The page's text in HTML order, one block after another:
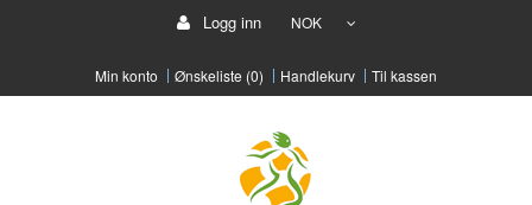
Logg inn NOK
Min konto Ønskeliste (0) Handlekurv Til kassen